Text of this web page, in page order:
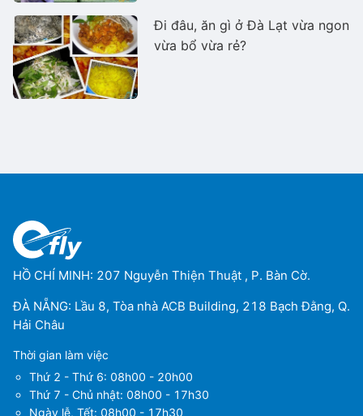
Đi đâu, ăn gì ở Đà Lạt vừa ngon
vừa bổ vừa rẻ?
HỒ CHÍ MINH: 207 Nguyễn Thiện Thuật , P. Bàn Cờ.
ĐÀ NẴNG: Lầu 8, Tòa nhà ACB Building, 218 Bạch Đằng, Q.
Hải Châu
Thời gian làm việc
Thứ 2 - Thứ 6: 08h00 - 20h00
Thứ 7 - Chủ nhật: 08h00 - 17h30
Ngày lễ, Tết: 08h00 - 17h30